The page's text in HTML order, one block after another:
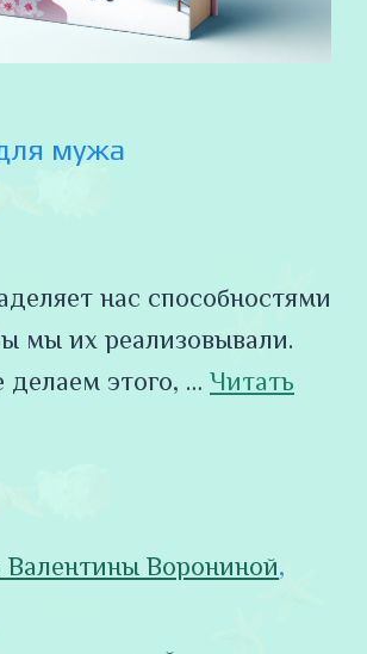
мужа
нас способностями
мы их реализовывали.
этого, … Читать
Валентины Ворониной,